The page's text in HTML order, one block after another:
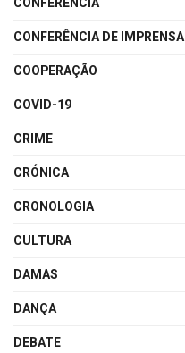
CONFERÊNCIA DE IMPRENSA
COOPERAÇÃO
COVID-19
CRIME
CRÓNICA
CRONOLOGIA
CULTURA
DAMAS
DANÇA
DEBATE